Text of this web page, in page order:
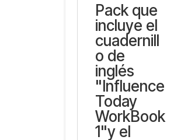
Pack que
incluye el
cuadernill
o de
inglés
"Influence
Today
WorkBook
1"y el